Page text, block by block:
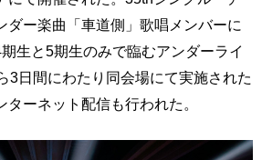
ダー楽曲「車道側」歌唱メンバーに
生と5期生のみで臨むアンダーライ
3日間にわたり同会場にて実施された
ーネット配信も行われた。